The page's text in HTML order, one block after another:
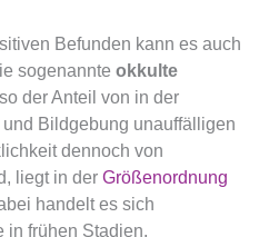
Befunden kann es auch
sogenannte okkulte
der Anteil von in der
Bildgebung unauffälligen
dennoch von
liegt in der Größenordnung
handelt es sich
in frühen Stadien.